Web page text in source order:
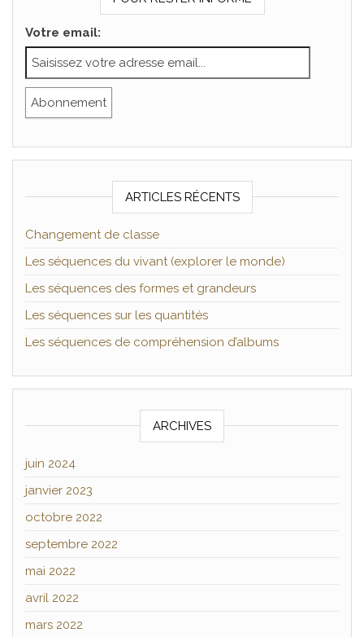
Votre email:
ARTICLES RÉCENTS
Changement de classe
Les séquences du vivant (explorer le monde)
Les séquences des formes et grandeurs
Les séquences sur les quantités
Les séquences de compréhension d’albums
ARCHIVES
juin 2024
janvier 2023
octobre 2022
septembre 2022
mai 2022
avril 2022
mars 2022